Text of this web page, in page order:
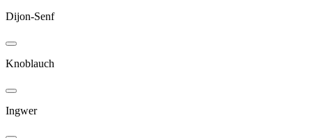
Dijon-Senf
Knoblauch
Ingwer